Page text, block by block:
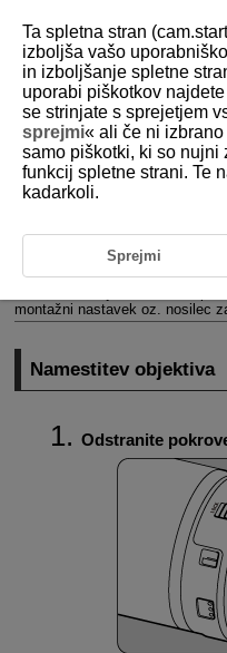
D101-018
Namestitev/
objektivov
Odstranitev objektiva
montažni nastavek oz. nosilec
Namestitev objektiva
Odstranite
Ta spletna stran
izboljša vašo
in izboljšanje spletne
uporabi piškotkov najdete
se strinjate s sprejetjem
sprejmi« ali če ni
samo piškotki, ki so nujni
funkcij spletne strani. Te
kadarkoli.
Sprejmi